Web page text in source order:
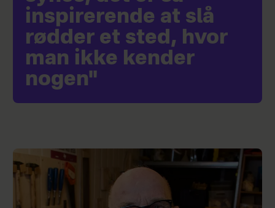
inspirerende at slå
rødder et sted, hvor
man ikke kender
nogen"